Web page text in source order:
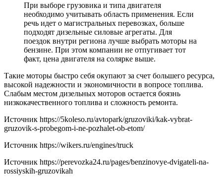
При выборе грузовика и типа двигателя
необходимо учитывать область применения. Если
речь идет о магистральных перевозках, больше
подходят дизельные силовые агрегаты. Для
поездок внутри региона лучше выбрать моторы на
бензине. При этом компании не отпугивает тот
факт, цена двигателя на солярке выше.
Такие моторы быстро себя окупают за счет большего ресурса,
высокой надежности и экономичности в вопросе топлива.
Слабым местом дизельных моторов остается боязнь
низкокачественного топлива и сложность ремонта.
Источник https://5koleso.ru/avtopark/gruzoviki/kak-vybrat-
gruzovik-s-probegom-i-ne-pozhalet-ob-etom/
Источник https://wikers.ru/engines/truck
Источник https://perevozka24.ru/pages/benzinovye-dvigateli-na-
rossiyskih-gruzovikah